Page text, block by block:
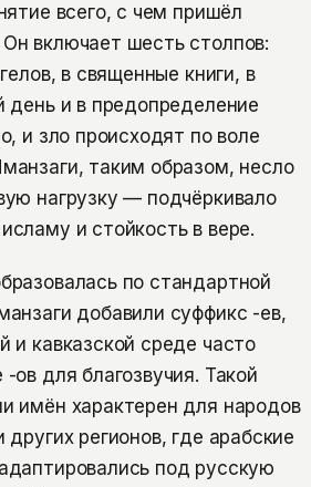
всего, с чем пришёл
включает шесть столпов:
в священные книги, в
день и в предопределение
и зло происходят по воле
таким образом, несло
нагрузку — подчёркивало
и стойкость в вере.
по стандартной
добавили суффикс -ев,
и кавказской среде часто
ов для благозвучия. Такой
имён характерен для народов
регионов, где арабские
под русскую